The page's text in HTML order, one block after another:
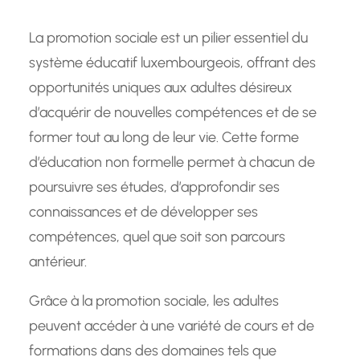
La promotion sociale est un pilier essentiel du
système éducatif luxembourgeois, offrant des
opportunités uniques aux adultes désireux
d’acquérir de nouvelles compétences et de se
former tout au long de leur vie. Cette forme
d’éducation non formelle permet à chacun de
poursuivre ses études, d’approfondir ses
connaissances et de développer ses
compétences, quel que soit son parcours
antérieur.
Grâce à la promotion sociale, les adultes
peuvent accéder à une variété de cours et de
formations dans des domaines tels que